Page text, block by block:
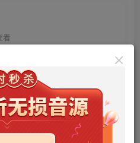
看
99
永久会员
购买
建议登陆后购买，可保存购买订单